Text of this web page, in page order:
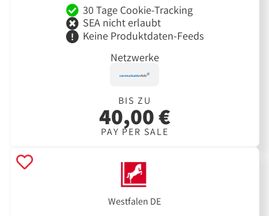
30 Tage Cookie-Tracking
SEA nicht erlaubt
Keine Produktdaten-Feeds
Netzwerke
BIS ZU
40,00 €
PAY PER SALE
Westfalen DE